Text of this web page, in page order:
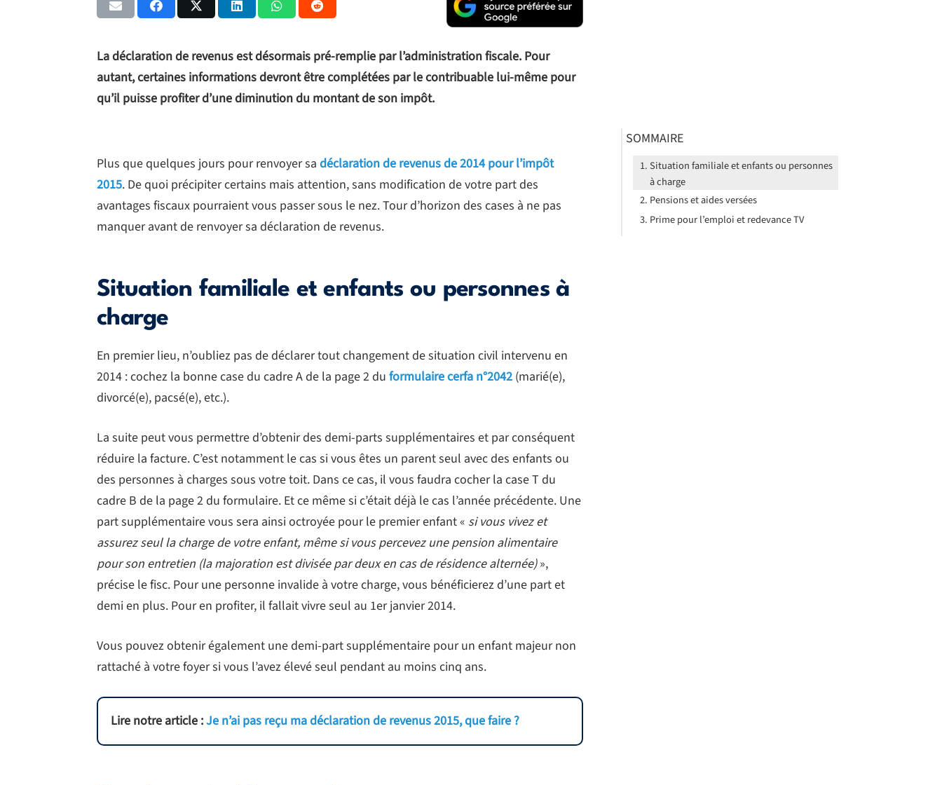
La déclaration de revenus est désormais pré-remplie par l’administration fiscale. Pour
autant, certaines informations devront être complétées par le contribuable lui-même pour
qu’il puisse profiter d’une diminution du montant de son impôt.
Plus que quelques jours pour renvoyer sa déclaration de revenus de 2014 pour l’impôt
2015. De quoi précipiter certains mais attention, sans modification de votre part des
avantages fiscaux pourraient vous passer sous le nez. Tour d’horizon des cases à ne pas
manquer avant de renvoyer sa déclaration de revenus.
Situation familiale et enfants ou personnes à
charge
En premier lieu, n’oubliez pas de déclarer tout changement de situation civil intervenu en
2014 : cochez la bonne case du cadre A de la page 2 du formulaire cerfa n°2042 (marié(e),
divorcé(e), pacsé(e), etc.).
La suite peut vous permettre d’obtenir des demi-parts supplémentaires et par conséquent
réduire la facture. C’est notamment le cas si vous êtes un parent seul avec des enfants ou
des personnes à charges sous votre toit. Dans ce cas, il vous faudra cocher la case T du
cadre B de la page 2 du formulaire. Et ce même si c’était déjà le cas l’année précédente. Une
part supplémentaire vous sera ainsi octroyée pour le premier enfant « si vous vivez et
assurez seul la charge de votre enfant, même si vous percevez une pension alimentaire
pour son entretien (la majoration est divisée par deux en cas de résidence alternée)»,
précise le fisc. Pour une personne invalide à votre charge, vous bénéficierez d’une part et
demi en plus. Pour en profiter, il fallait vivre seul au 1er janvier 2014.
Vous pouvez obtenir également une demi-part supplémentaire pour un enfant majeur non
rattaché à votre foyer si vous l’avez élevé seul pendant au moins cinq ans.
Lire notre article :Je n’ai pas reçu ma déclaration de revenus 2015, que faire ?
SOMMAIRE
Situation familiale et enfants ou personnes
à charge
Pensions et aides versées
Prime pour l’emploi et redevance TV